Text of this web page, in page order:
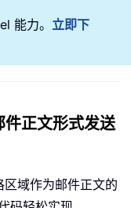
能力。 立即下
正文形式发送
域作为邮件正文的